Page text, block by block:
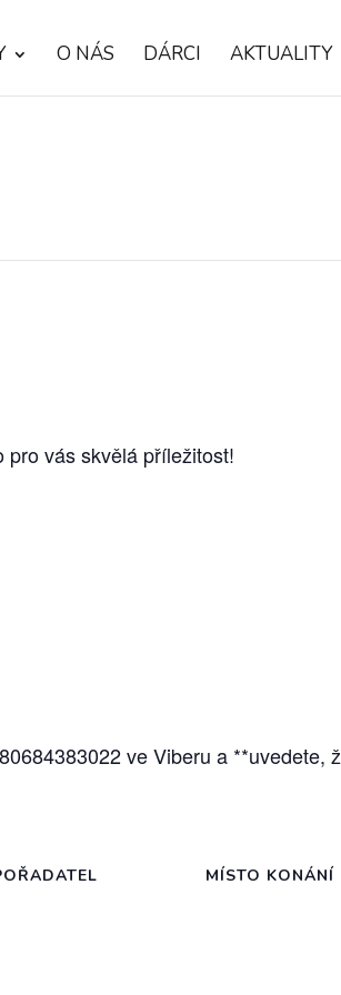
O NÁS DÁRCI AKTUALITY
vás skvělá příležitost!
ve Viberu a **uvedete,
MÍSTO KONÁNÍ